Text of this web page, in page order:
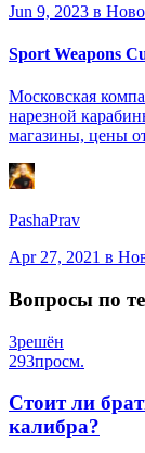
Jun 9, 2023 в
Sport Weapons
Московская
нарезной
магазины, цены
PashaPrav
Apr 27, 2021 в
Вопросы по
3решён
293просм.
Стоит ли
калибра?